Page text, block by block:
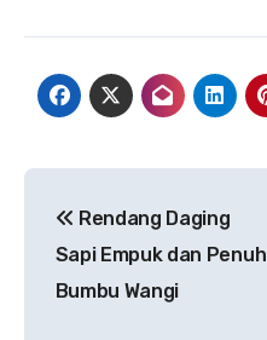
pos
Rendang Daging
Sapi Empuk dan Penuh
Bumbu Wangi